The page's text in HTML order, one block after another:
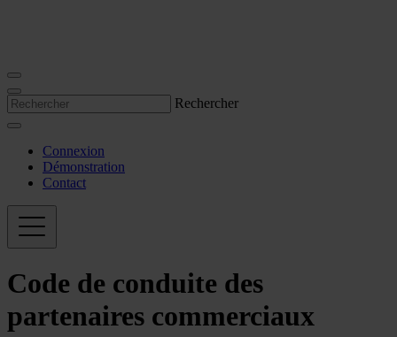
Rechercher
Connexion
Démonstration
Contact
Code de conduite des
partenaires commerciaux